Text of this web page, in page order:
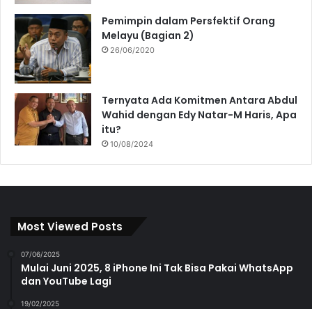
Pemimpin dalam Persfektif Orang
Melayu (Bagian 2)
26/06/2020
Ternyata Ada Komitmen Antara Abdul
Wahid dengan Edy Natar-M Haris, Apa
itu?
10/08/2024
Most Viewed Posts
07/06/2025
Mulai Juni 2025, 8 iPhone Ini Tak Bisa Pakai WhatsApp
dan YouTube Lagi
19/02/2025